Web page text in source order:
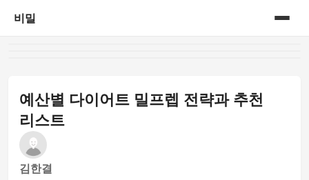
비밀
예산별 다이어트 밀프렙 전략과 추천
리스트
김한결